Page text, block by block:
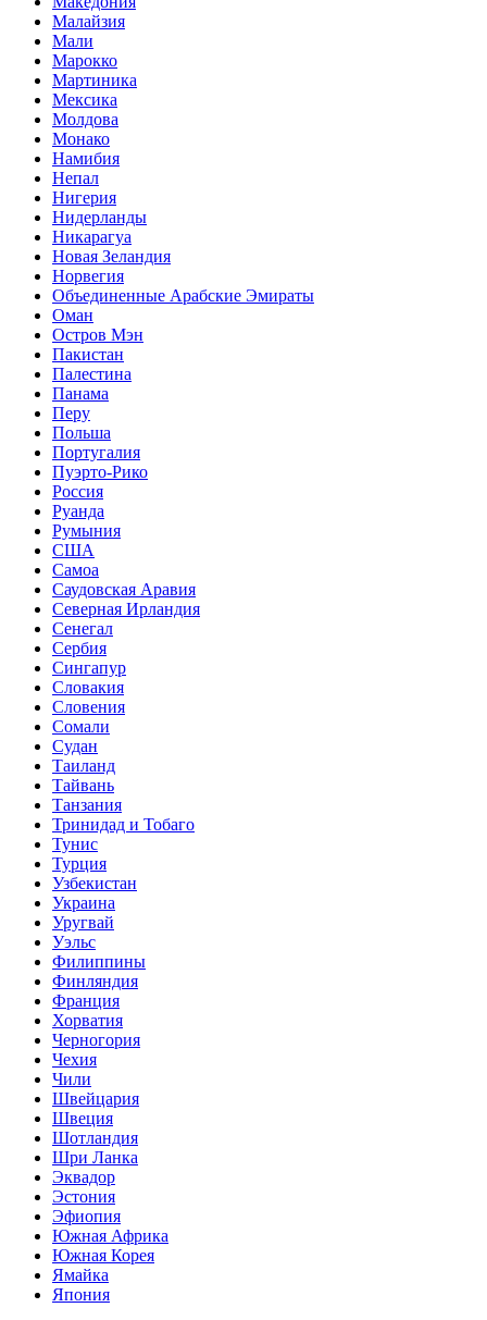
Малайзия
Мали
Марокко
Мартиника
Мексика
Молдова
Монако
Намибия
Непал
Нигерия
Нидерланды
Никарагуа
Новая Зеландия
Норвегия
Объединенные Арабские Эмираты
Оман
Остров Мэн
Пакистан
Палестина
Панама
Перу
Польша
Португалия
Пуэрто-Рико
Россия
Руанда
Румыния
США
Самоа
Саудовская Аравия
Северная Ирландия
Сенегал
Сербия
Сингапур
Словакия
Словения
Сомали
Судан
Таиланд
Тайвань
Танзания
Тринидад и Тобаго
Тунис
Турция
Узбекистан
Украина
Уругвай
Уэльс
Филиппины
Финляндия
Франция
Хорватия
Черногория
Чехия
Чили
Швейцария
Швеция
Шотландия
Шри Ланка
Эквадор
Эстония
Эфиопия
Южная Африка
Южная Корея
Ямайка
Япония